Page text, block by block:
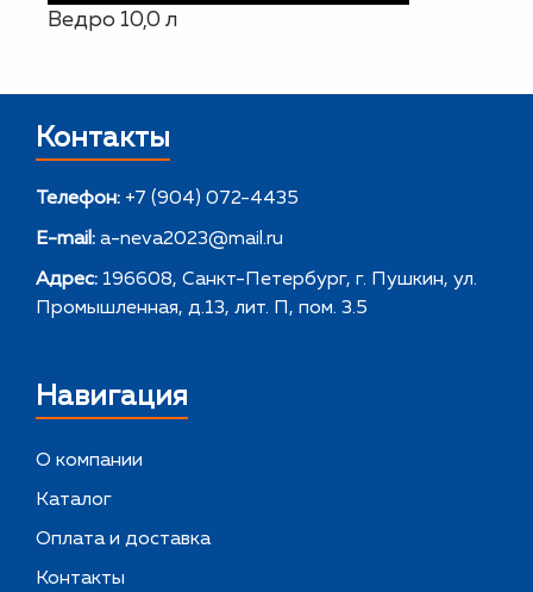
Ведро 10,0 л
Контакты
Телефон: +7 (904) 072-4435
E-mail: a-neva2023@mail.ru
Адрес: 196608, Санкт-Петербург, г. Пушкин, ул.
Промышленная, д.13, лит. П, пом. 3.5
Навигация
О компании
Каталог
Оплата и доставка
Контакты